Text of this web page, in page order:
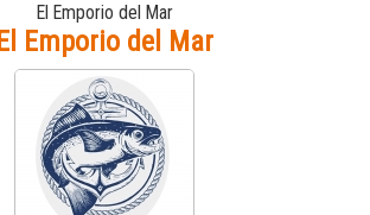
El Emporio del Mar
El Emporio del Mar